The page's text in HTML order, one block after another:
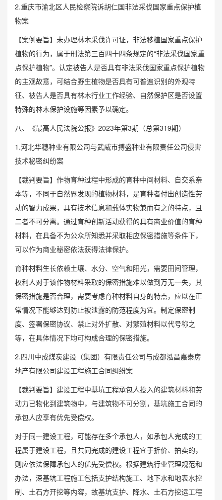
2.重庆市渝北区人民检察院诉胡仁国非法采伐国家重点保护植
物案
【案例要旨】未办理林木采伐许可证，非法移植国家重点保护
植物的行为，属于刑法第三百四十四条规定的“非法采伐国家重
点保护植物”。认定被告人是否具有非法采伐国家重点保护植物
的主观故意，可结合野生植物是否具有可普遍识别的外观特
征、被告人是否具有林木行业工作经验、自然保护区是否设置
特殊的林木保护设施等因素予以确定。
八、《最高人民法院公报》2023年第3期（总第319期）
1.河北华穗种业有限公司与武威市搏盛种业有限责任公司侵害
技术秘密纠纷案
【裁判要旨】作物育种过程中形成的育种中间材料、自交系亲
本等，不同于自然界发现的植物材料，是育种者付出创造性劳
动的智力成果，具有技术信息和载体实物兼而有之的特点，且
二者不可分离。通过育种创新活动获得的具有商业价值的育种
材料，在具备不为公众所知悉并采取相应保密措施等条件下，
可以作为商业秘密依法获得法律保护。
育种材料生长依赖土壤、水分、空气和阳光，需要田间管理，
权利人对于该作物材料采取的保密措施难以做到万无一失，其
保密措施是否合理，需要考虑育种材料自身的特点，应以在正
常情况下能够达到防止被泄露的防范程度为宜。制定保密制
度、签署保密协议、禁止对外扩散、对繁殖材料以代号称之
等，在具体情况下均可构成合理的保密措施。
2.四川中成煤炭建设（集团）有限责任公司与成都泓昌嘉泰房
地产有限公司建设工程施工合同纠纷案
【裁判要旨】建设工程中基坑工程承包人投入的建筑材料和劳
动力已物化到建筑物中，与建筑物不可分割，基坑施工合同的
承包人应享有优先受偿权。
对于同一建设工程，可能存在多个承包人，如承包人完成的工
程属于建设工程，且共同完成的建设工程宜于折价、拍卖的，
则应依法保障承包人的优先受偿权。根据建筑行业管理规范和
办法，深基坑工程施工包括支护结构施工、地下水和地表水控
制、土石方开挖等内容，故基坑支护、降水、土石方挖运工程